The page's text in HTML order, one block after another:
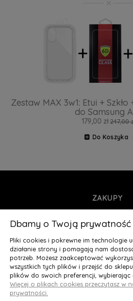
Zestaw MAX 3w1: Etui +
do Samsung
179,00 zł 247,00
Do Koszyka
ZAKUPY
INFORMACJE
MOJE
O NAS
Deluxury.pl
Dbamy o Twoją prywatność
Pliki cookies i pokrewne im technologie
działanie strony i pomagają nam
potrzeb. Możesz zaakceptować
wszystkich tych plików i przejść do
plików do swoich preferencji, wybierając
Więcej o plikach cookies przeczytasz w
prywatności.